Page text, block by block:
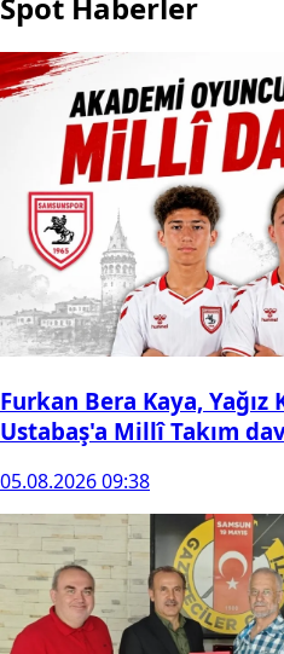
Furkan Bera Kaya, Yağız
Ustabaş'a Millî Takım
05.08.2026 09:38